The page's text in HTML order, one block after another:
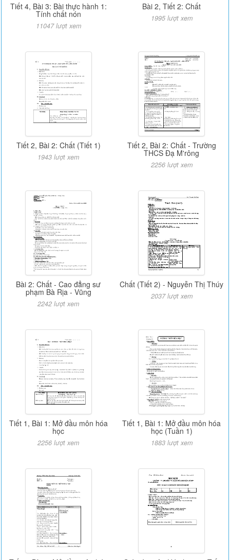
Tiết 4, Bài 3: Bài thực hành 1:
Tính chất nón
11047 lượt xem
Bài 2, Tiết 2: Chất
1995 lượt xem
Tiết 2, Bài 2: Chất (Tiết 1)
1943 lượt xem
Tiết 2, Bài 2: Chất - Trường
THCS Đạ M'rông
2256 lượt xem
Bài 2: Chất - Cao đẳng sư
phạm Bà Rịa - Vũng
2242 lượt xem
Chất (Tiết 2) - Nguyễn Thị Thúy
2037 lượt xem
Tiết 1, Bài 1: Mở đầu môn hóa
học
2256 lượt xem
Tiết 1, Bài 1: Mở đầu môn hóa
học (Tuần 1)
1883 lượt xem